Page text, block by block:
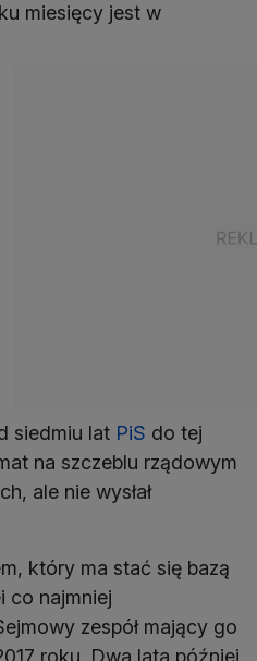
miesięcy jest w
siedmiu lat PiS do tej
na szczeblu rządowym
ale nie wysłał
który ma stać się bazą
co najmniej
zespół mający go
roku. Dwa lata później